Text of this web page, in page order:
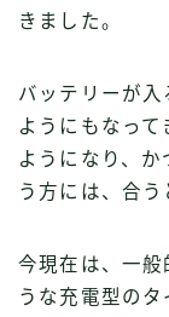
きました。
バッテリーが
ようにもなっ
ようになり、
う方には、合う
今現在は、一般
うな充電型の